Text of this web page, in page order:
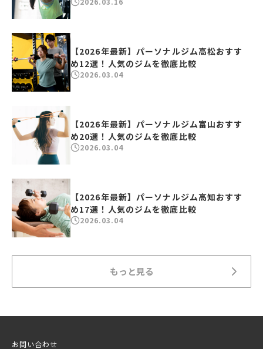
【2026年最新】パーソナルジム高松おすす
め12選！人気のジムを徹底比較
2026.03.04
【2026年最新】パーソナルジム富山おすす
め20選！人気のジムを徹底比較
2026.03.04
【2026年最新】パーソナルジム高知おすす
め17選！人気のジムを徹底比較
2026.03.04
もっと見る
お問い合わせ